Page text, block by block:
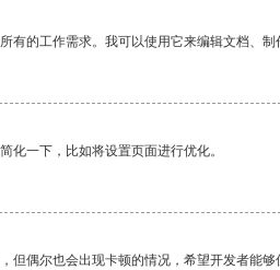
有的工作需求。我可以使用它来编辑文档、制
化一下，比如将设置页面进行优化。
但偶尔也会出现卡顿的情况，希望开发者能够